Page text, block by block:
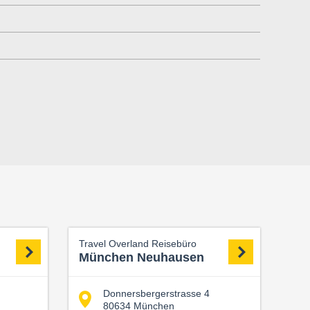
Travel Overland Reisebüro
München Neuhausen
Donnersbergerstrasse 4
80634 München